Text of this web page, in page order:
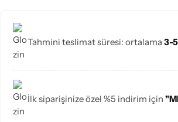
Tahmini teslimat süresi: ortalama 3-
İlk siparişinize özel %5 indirim için